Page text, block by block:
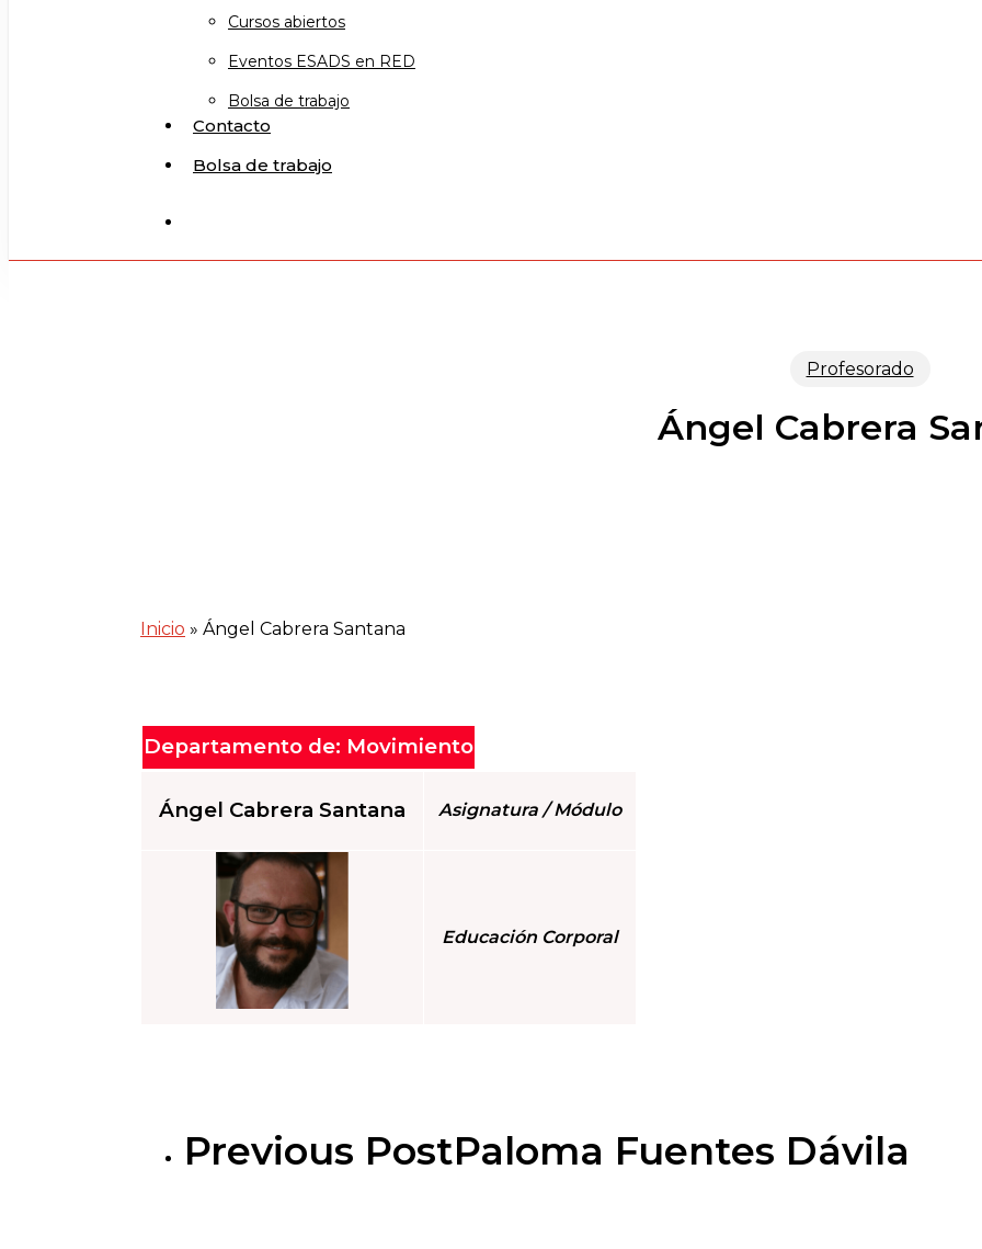
Cursos abiertos
Eventos ESADS en RED
Bolsa de trabajo
Contacto
Bolsa de trabajo
Profesorado
Ángel Cabrera
Inicio » Ángel Cabrera Santana
Departamento de: Movimiento
Ángel Cabrera Santana Asignatura / Módulo
Educación Corporal
Previous PostPaloma Fuentes Dávila